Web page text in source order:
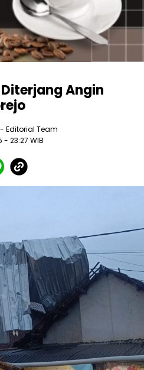
Angin
- Editorial Team
- 23:27 WIB